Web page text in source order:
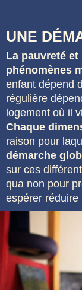
UNE
La pauvreté
phénomènes
enfant dépend
régulière
logement où il
​​Chaque
raison pour
démarche
sur ces
qua non pour
espérer réduire